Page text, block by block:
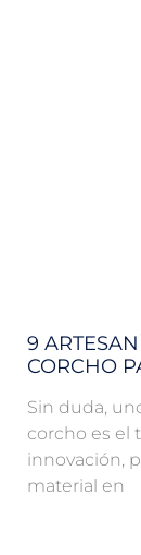
9
CORCHO
Sin duda,
corcho es el
innovación,
material en